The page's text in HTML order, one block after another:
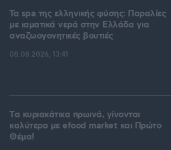
Τα spa της ελληνικής φύσης: Παραλίες
με ιαματικά νερά στην Ελλάδα για
αναζωογονητικές βουτιές
08.08.2026, 13:41
Tα κυριακάτικα πρωινά, γίνονται
καλύτερα με efood market και Πρώτο
Θέμα!